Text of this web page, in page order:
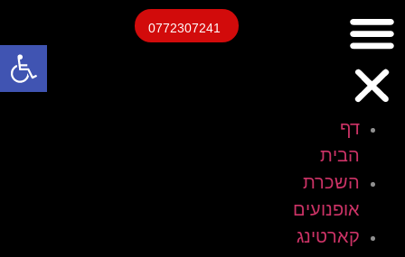
דף
הבית
השכרת
אופנועים
קארטינג
0772307241